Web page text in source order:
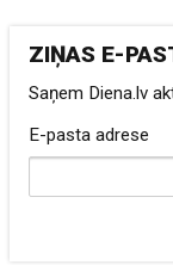
ZIŅAS E-
Saņem Diena.lv
E-pasta adrese